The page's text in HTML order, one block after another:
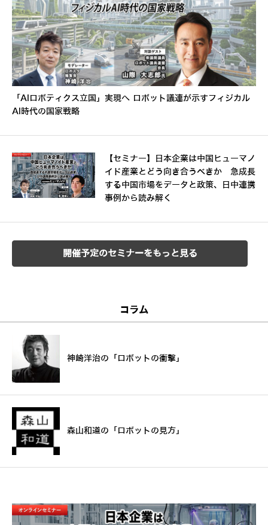
「AIロボティクス立国」実現へ ロボット議連が示すフィジカル
AI時代の国家戦略
【セミナー】日本企業は中国ヒューマノ
イド産業とどう向き合うべきか 急成長
する中国市場をデータと政策、日中連携
事例から読み解く
開催予定のセミナーをもっと見る
コラム
神崎洋治の「ロボットの衝撃」
森山和道の「ロボットの見方」